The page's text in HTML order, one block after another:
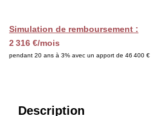
CONTACT
Simulation de remboursement :
2 316 €/mois
pendant 20 ans à 3% avec un apport de 46 400 €
Description